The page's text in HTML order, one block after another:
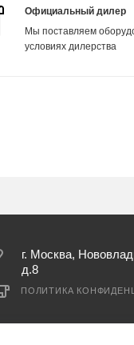
Официальный дилер
Мы поставляем
условиях дилерства
г. Москва,
д.8
ПОЛИТИКА